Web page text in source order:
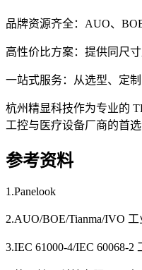
品牌资源齐全：AUO、
高性价比方案：提供同尺
一站式服务：从选型、定
杭州精显科技作为专业的
工控与医疗设备厂商的首
参考资料
1.Panelook
2.AUO/BOE/Tianma/IVO
3.IEC 61000-4/IEC 60068-2